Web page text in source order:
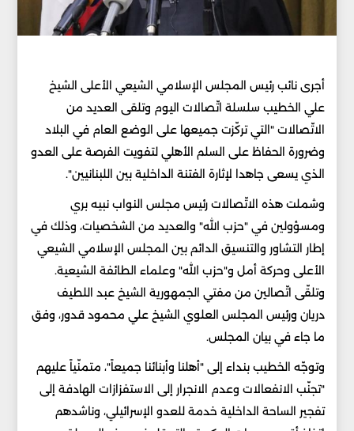
أجرى نائب رئيس المجلس الإسلامي الشيعي الأعلى الشيخ
علي الخطيب سلسلة اتّصالات اليوم وتلقى العديد من
الاتّصالات "التي تركّزت جميعها على الوضع العام في البلاد
وضرورة الحفاظ على السلم الأهلي لتفويت الفرصة على العدو
الذي يسعى جاهدا لإثارة الفتنة الداخلية بين اللبنانيين".
وشملت هذه الاتّصالات رئيس مجلس النواب نبيه بري
ومسؤولين في "حزب الله" والعديد من الشخصيات، وذلك في
إطار التشاور والتنسيق الدائم بين المجلس الإسلامي الشيعي
الأعلى وحركة أمل و"حزب الله" وعلماء الطائفة الشيعية.
وتلقّى اتّصالين من مفتي الجمهورية الشيخ عبد اللطيف
دريان ورئيس المجلس العلوي الشيخ علي محمود قدور، وفق
ما جاء في بيان المجلس.
وتوجّه الخطيب بنداء إلى "أهلنا وأبنائنا جميعاً"، متمنّياً عليهم
"تجنّب الانفعالات وعدم الانجرار إلى الاستفزازات الهادفة إلى
تفجير الساحة الداخلية خدمة للعدو الإسرائيلي، وناشدهم